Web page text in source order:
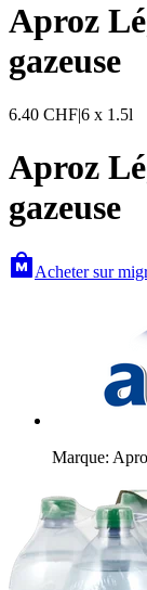
Aproz
gazeuse
6.40 CHF|6 x 1.5l
Aproz
gazeuse
Acheter sur
Marque: